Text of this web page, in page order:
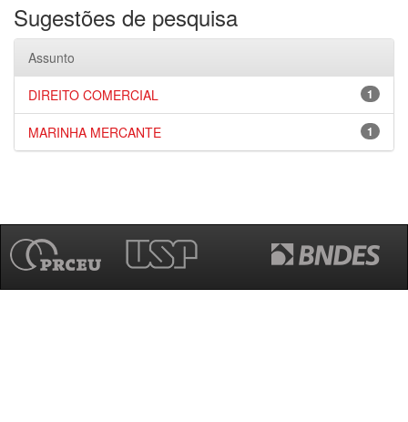
Sugestões de pesquisa
Assunto
1
DIREITO COMERCIAL
1
MARINHA MERCANTE